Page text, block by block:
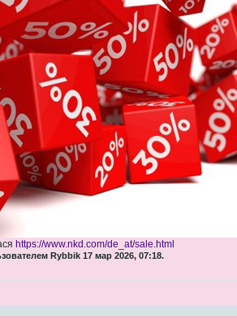
https://www.nkd.com/de_at/sale.html
Rybbik 17 мар 2026, 07:18.